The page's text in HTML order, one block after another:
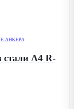
АНКЕРА
стали А4 R-